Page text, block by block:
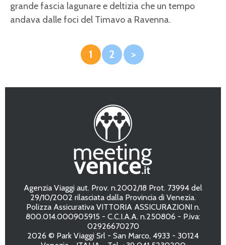
grande fascia lagunare e deltizia che un tempo
andava dalle foci del Timavo a Ravenna.
1 2 >
Agenzia Viaggi aut. Prov. n.2002/18 Prot. 73994 del
29/10/2002 rilasciata dalla Provincia di Venezia.
Polizza Assicurativa VITTORIA ASSICURAZIONI n.
800.014.000905915 - C.C.I.A.A. n.250806 - P.iva:
02926670270
2026 © Park Viaggi Srl - San Marco, 4933 - 30124